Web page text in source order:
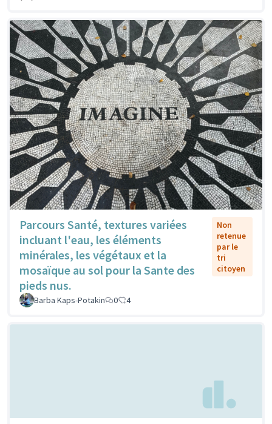
Parcours Santé, textures variées
incluant l'eau, les éléments
minérales, les végétaux et la
mosaïque au sol pour la Sante des
pieds nus.
Non
retenue
par le
tri
citoyen
Barba Kaps-Potakin 0 4